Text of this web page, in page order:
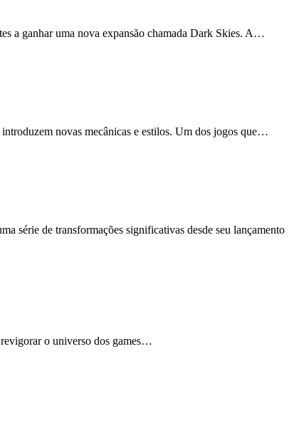
a ganhar uma nova expansão chamada Dark Skies. A…
novas mecânicas e estilos. Um dos jogos que…
série de transformações significativas desde seu lançamento
o universo dos games…